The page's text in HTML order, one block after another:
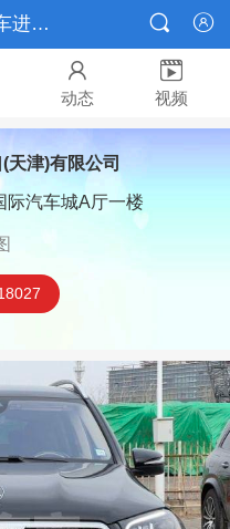
中鼎平行汽车进出口(天津)有限公司报价 


动态

视频
天津)有限公司
际汽车城A厅一楼